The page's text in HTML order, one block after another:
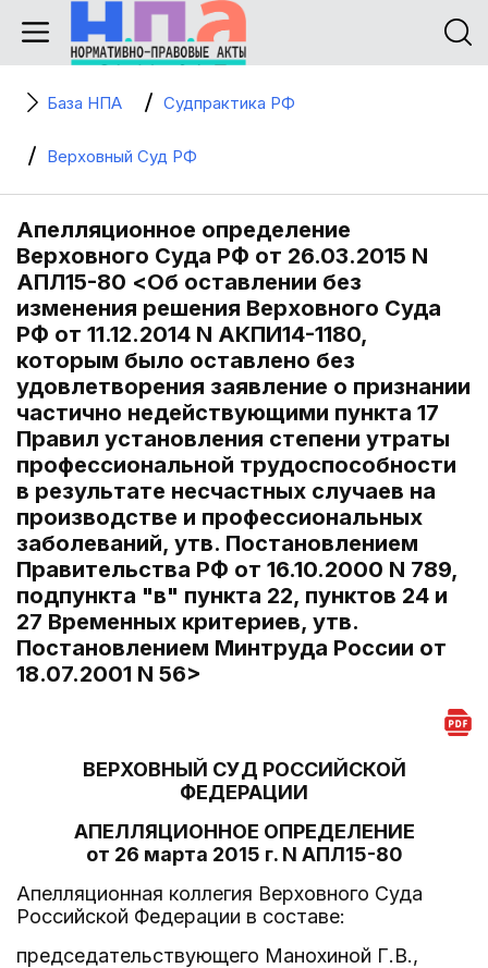
База НПА Судпрактика РФ
Верховный Суд РФ
Апелляционное определение
Верховного Суда РФ от 26.03.2015 N
АПЛ15-80 <Об оставлении без
изменения решения Верховного Суда
РФ от 11.12.2014 N АКПИ14-1180,
которым было оставлено без
удовлетворения заявление о признании
частично недействующими пункта 17
Правил установления степени утраты
профессиональной трудоспособности
в результате несчастных случаев на
производстве и профессиональных
заболеваний, утв. Постановлением
Правительства РФ от 16.10.2000 N 789,
подпункта "в" пункта 22, пунктов 24 и
27 Временных критериев, утв.
Постановлением Минтруда России от
18.07.2001 N 56>
ВЕРХОВНЫЙ СУД РОССИЙСКОЙ
ФЕДЕРАЦИИ
АПЕЛЛЯЦИОННОЕ ОПРЕДЕЛЕНИЕ
от 26 марта 2015 г. N АПЛ15-80
Апелляционная коллегия Верховного Суда
Российской Федерации в составе:
председательствующего Манохиной Г.В.,